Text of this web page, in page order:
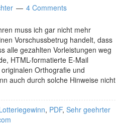
4 Comments
muss ich gar nicht mehr
Vorschussbetrug handelt, dass
alle gezahlten Vorleistungen weg
HTML-formatierte E-Mail
Orthografie und
auch durch solche Hinweise nicht
, PDF, Sehr geehrter